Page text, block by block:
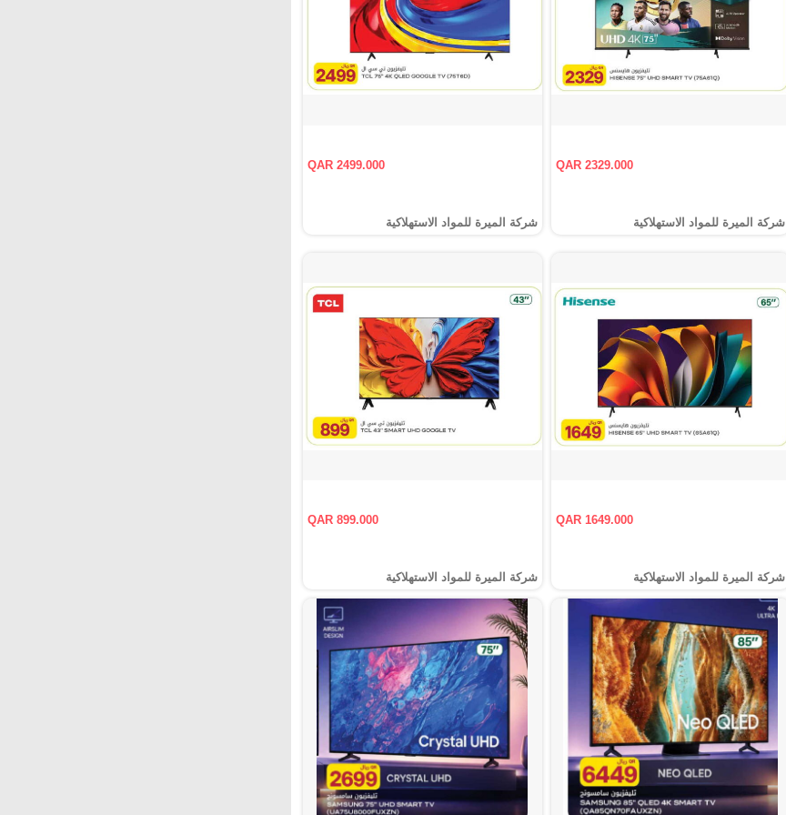
QAR 2329.000
شركة الميرة للمواد الاستهلاكية
QAR 2499.000
شركة الميرة للمواد الاستهلاكية
QAR 1649.000
شركة الميرة للمواد الاستهلاكية
QAR 899.000
شركة الميرة للمواد الاستهلاكية